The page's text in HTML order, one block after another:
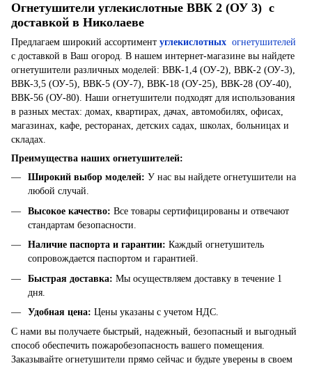
Огнетушители углекислотные ВВК 2 (ОУ 3) с
доставкой в ​​Николаеве
Предлагаем широкий ассортимент углекислотных огнетушителей
с доставкой в ​​Ваш огород. В нашем интернет-магазине вы найдете
огнетушители различных моделей: ВВК-1,4 (ОУ-2), ВВК-2 (ОУ-3),
ВВК-3,5 (ОУ-5), ВВК-5 (ОУ-7), ВВК-18 (ОУ-25), ВВК-28 (ОУ-40),
ВВК-56 (ОУ-80). Наши огнетушители подходят для использования
в разных местах: домах, квартирах, дачах, автомобилях, офисах,
магазинах, кафе, ресторанах, детских садах, школах, больницах и
складах.
Преимущества наших огнетушителей:
Широкий выбор моделей: У нас вы найдете огнетушители на
любой случай.
Высокое качество: Все товары сертифицированы и отвечают
стандартам безопасности.
Наличие паспорта и гарантии: Каждый огнетушитель
сопровождается паспортом и гарантией.
Быстрая доставка: Мы осуществляем доставку в течение 1
дня.
Удобная цена: Цены указаны с учетом НДС.
С нами вы получаете быстрый, надежный, безопасный и выгодный
способ обеспечить пожаробезопасность вашего помещения.
Заказывайте огнетушители прямо сейчас и будьте уверены в своем